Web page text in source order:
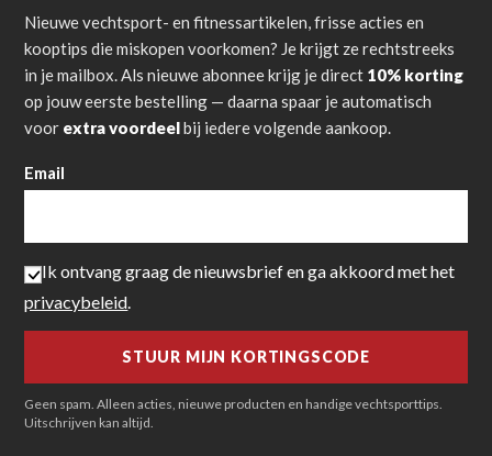
Nieuwe vechtsport- en fitnessartikelen, frisse acties en
kooptips die miskopen voorkomen? Je krijgt ze rechtstreeks
in je mailbox. Als nieuwe abonnee krijg je direct 10% korting
op jouw eerste bestelling — daarna spaar je automatisch
voor extra voordeelbij iedere volgende aankoop.
Email
Ik ontvang graag de nieuwsbrief en ga akkoord met het
privacybeleid.
Geen spam. Alleen acties, nieuwe producten en handige vechtsporttips.
Uitschrijven kan altijd.